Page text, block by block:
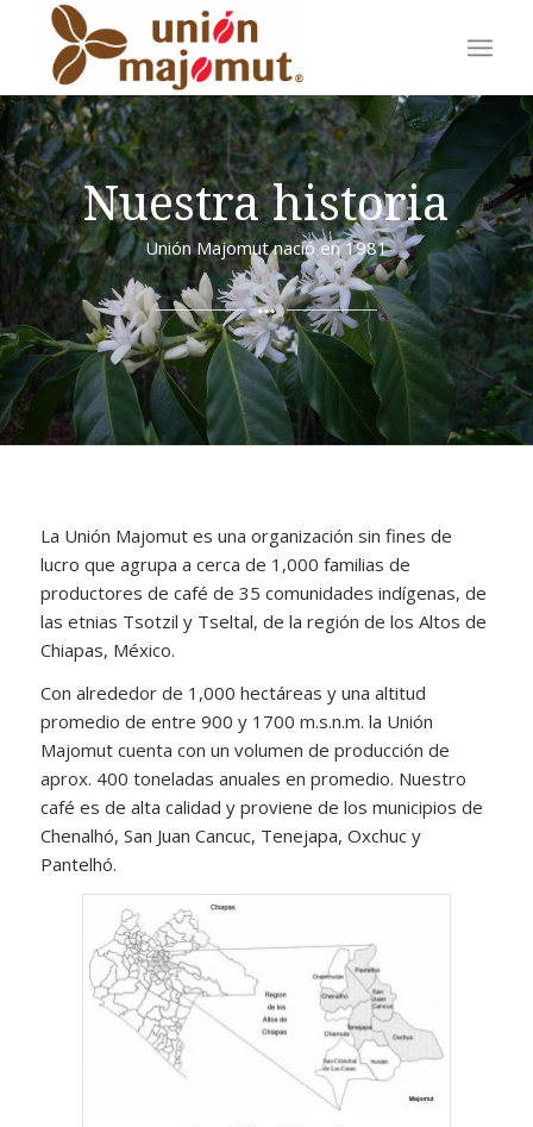
Nuestra historia
Unión Majomut nació en 1981
La Unión Majomut es una organización sin fines de
lucro que agrupa a cerca de 1,000 familias de
productores de café de 35 comunidades indígenas, de
las etnias Tsotzil y Tseltal, de la región de los Altos de
Chiapas, México.
Con alrededor de 1,000 hectáreas y una altitud
promedio de entre 900 y 1700 m.s.n.m. la Unión
Majomut cuenta con un volumen de producción de
aprox. 400 toneladas anuales en promedio. Nuestro
café es de alta calidad y proviene de los municipios de
Chenalhó, San Juan Cancuc, Tenejapa, Oxchuc y
Pantelhó.